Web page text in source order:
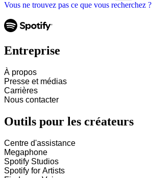
Vous ne trouvez pas ce que vous recherchez ?
Entreprise
À propos
Presse et médias
Carrières
Nous contacter
Outils pour les créateurs
Centre d'assistance
Megaphone
Spotify Studios
Spotify for Artists